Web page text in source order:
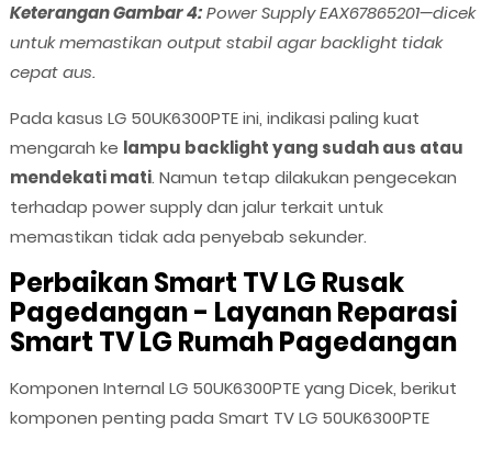
Keterangan Gambar 4:Power Supply EAX67865201—dicek
untuk memastikan output stabil agar backlight tidak
cepat aus.
Pada kasus LG 50UK6300PTE ini, indikasi paling kuat
mengarah ke lampu backlight yang sudah aus atau
mendekati mati. Namun tetap dilakukan pengecekan
terhadap power supply dan jalur terkait untuk
memastikan tidak ada penyebab sekunder.
Perbaikan Smart TV LG Rusak
Pagedangan - Layanan Reparasi
Smart TV LG Rumah Pagedangan
Komponen Internal LG 50UK6300PTE yang Dicek, berikut
komponen penting pada Smart TV LG 50UK6300PTE